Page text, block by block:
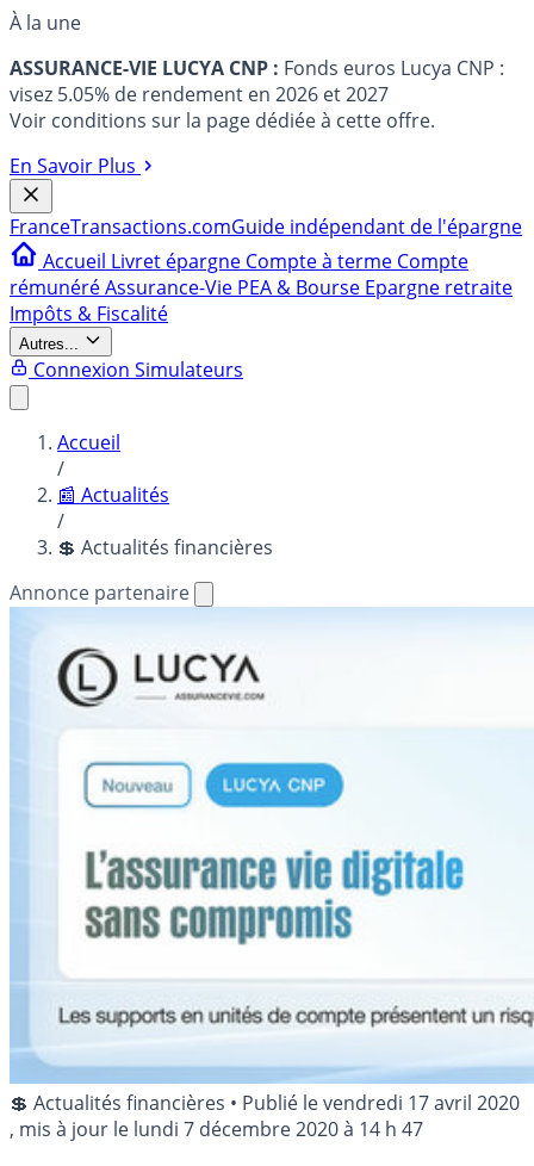
À la une
ASSURANCE-VIE LUCYA CNP : Fonds euros Lucya CNP :
visez 5.05% de rendement en 2026 et 2027
Voir conditions sur la page dédiée à cette offre.
En Savoir Plus
FranceTransactions.comGuide indépendant de l'épargne
Accueil Livret épargne Compte à terme Compte
rémunéréAssurance-Vie PEA & Bourse Epargne retraite
Impôts & Fiscalité
Autres...
Connexion Simulateurs
Accueil
/
📰 Actualités
/
💲 Actualités financières
Annonce partenaire
💲 Actualités financières • Publié levendredi 17 avril 2020
, mis à jour le lundi 7 décembre 2020 à 14 h 47